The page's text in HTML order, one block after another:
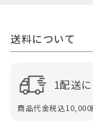
送料について
1配送
商品代金税込